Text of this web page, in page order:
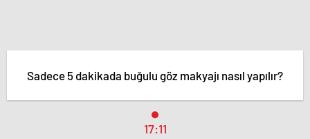
Sadece 5 dakikada buğulu göz makyajı nasıl yapılır?
17:11